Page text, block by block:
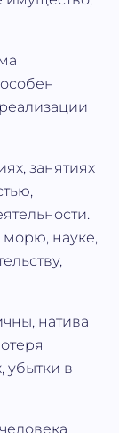
занятиях
морю, науке,
натива
убытки в